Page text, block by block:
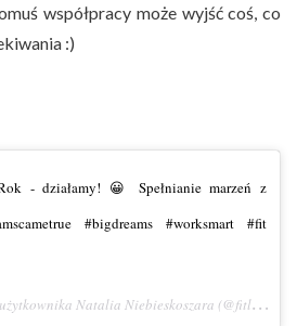
współpracy może wyjść coś, co
:)
- działamy! 😀 Spełnianie marzeń z
#bigdreams #worksmart #fit
Z
djęcie zamieszczone przez użytkownika Natalia Niebieskoszara (@fitlovinpl)